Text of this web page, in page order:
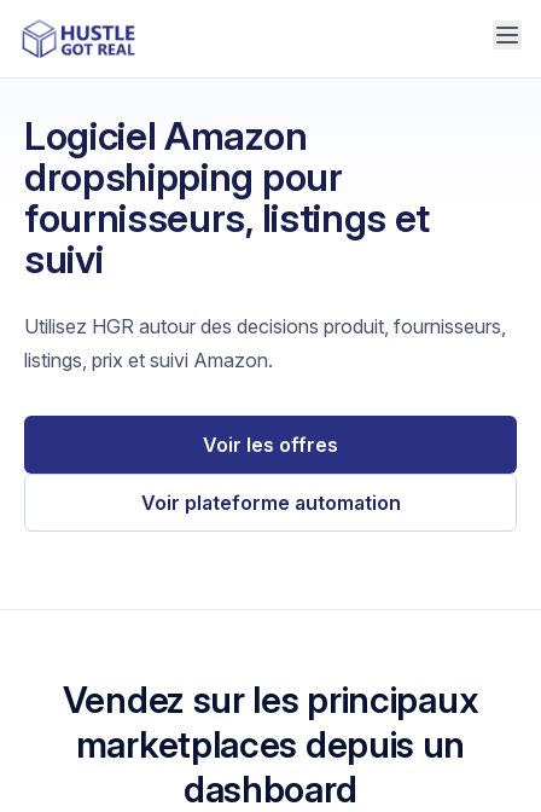
Logiciel Amazon
dropshipping pour
fournisseurs, listings et
suivi
Utilisez HGR autour des decisions produit, fournisseurs,
listings, prix et suivi Amazon.
Voir les offres
Voir plateforme automation
Vendez sur les principaux
marketplaces depuis un
dashboard